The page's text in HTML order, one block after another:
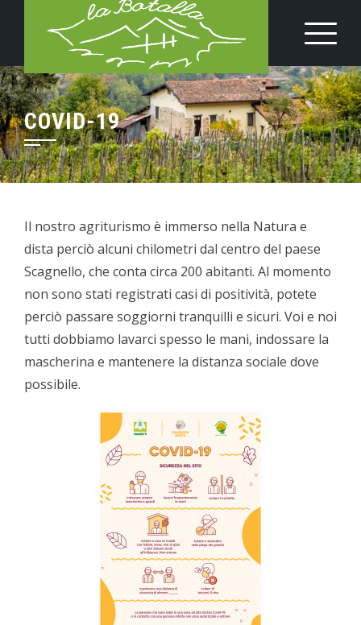
COVID-19
Il nostro agriturismo è immerso nella Natura e
dista perciò alcuni chilometri dal centro del paese
Scagnello, che conta circa 200 abitanti. Al momento
non sono stati registrati casi di positività, potete
perciò passare soggiorni tranquilli e sicuri. Voi e noi
tutti dobbiamo lavarci spesso le mani, indossare la
mascherina e mantenere la distanza sociale dove
possibile.